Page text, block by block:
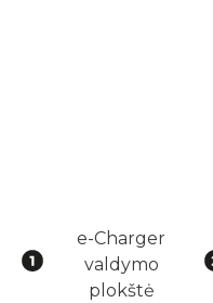
e-Charger
valdymo
plokštė